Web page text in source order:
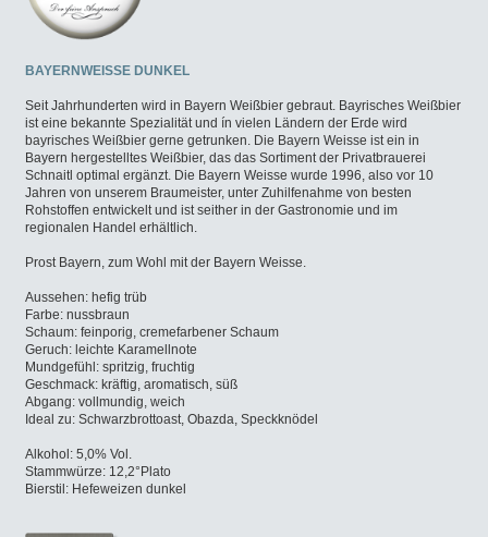
BAYERNWEISSE DUNKEL
Seit Jahrhunderten wird in Bayern Weißbier gebraut. Bayrisches Weißbier
ist eine bekannte Spezialität und ín vielen Ländern der Erde wird
bayrisches Weißbier gerne getrunken. Die Bayern Weisse ist ein in
Bayern hergestelltes Weißbier, das das Sortiment der Privatbrauerei
Schnaitl optimal ergänzt. Die Bayern Weisse wurde 1996, also vor 10
Jahren von unserem Braumeister, unter Zuhilfenahme von besten
Rohstoffen entwickelt und ist seither in der Gastronomie und im
regionalen Handel erhältlich.
Prost Bayern, zum Wohl mit der Bayern Weisse.
Aussehen: hefig trüb
Farbe: nussbraun
Schaum: feinporig, cremefarbener Schaum
Geruch: leichte Karamellnote
Mundgefühl: spritzig, fruchtig
Geschmack: kräftig, aromatisch, süß
Abgang: vollmundig, weich
Ideal zu: Schwarzbrottoast, Obazda, Speckknödel
Alkohol: 5,0% Vol.
Stammwürze: 12,2°Plato
Bierstil: Hefeweizen dunkel